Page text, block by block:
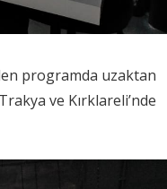
programda uzaktan
ve Kırklareli’nde